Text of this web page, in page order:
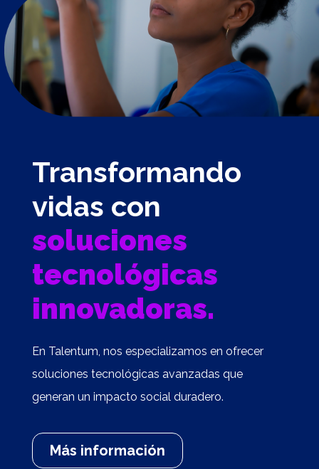
Transformando
vidas con
soluciones
tecnológicas
innovadoras.
En Talentum, nos especializamos en ofrecer
soluciones tecnológicas avanzadas que
generan un impacto social duradero.
Más información